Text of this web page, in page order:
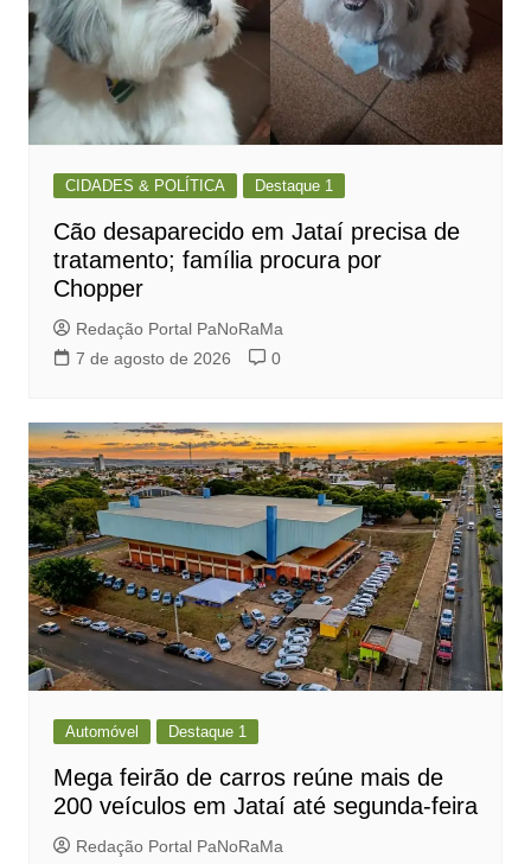
CIDADES & POLÍTICA Destaque 1
Cão desaparecido em Jataí precisa de
tratamento; família procura por
Chopper
Redação Portal PaNoRaMa
7 de agosto de 2026
0
Automóvel Destaque 1
Mega feirão de carros reúne mais de
200 veículos em Jataí até segunda-feira
Redação Portal PaNoRaMa